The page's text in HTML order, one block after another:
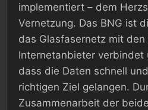
implementiert – dem
Vernetzung. Das BNG ist
das Glasfasernetz mit
Internetanbieter verbindet
dass die Daten schnell
richtigen Ziel gelangen.
Zusammenarbeit der